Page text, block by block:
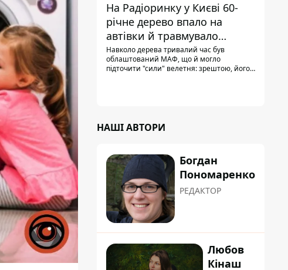
На Радіоринку у Києві 60-
річне дерево впало на
автівки й травмувало
людину - подробиці
Навколо дерева тривалий час був
облаштований МАФ, що й могло
підточити "сили" велетня: зрештою, його
НАШІ АВТОРИ
Богдан
Пономаренко
РЕДАКТОР
Любов
Кінаш